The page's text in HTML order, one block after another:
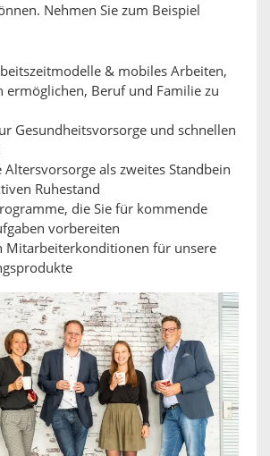
Nehmen Sie zum Beispiel
& mobiles Arbeiten,
ermöglichen, Beruf und Familie zu
Gesundheitsvorsorge und schnellen
Altersvorsorge als zweites Standbein
Ruhestand
die Sie für kommende
vorbereiten
Mitarbeiterkonditionen für unsere